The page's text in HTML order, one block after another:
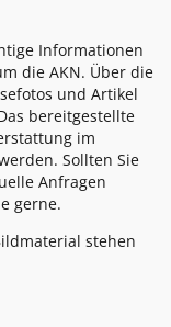
Informationen
die AKN. Über die
und Artikel
bereitgestellte
im
Sollten Sie
Anfragen
gerne.
stehen